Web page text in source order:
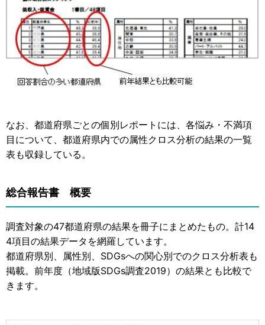
なお、都道府県ごとの個別レポートには、各悩み・不満項
目について、都道府県内での属性クロス分析の結果の一覧
表も収録している。
総合報告書 概要
調査対象の47都道府県の結果を冊子にまとめたもの。計14
4項目の結果データを網羅しています。
都道府県別、属性別、SDGsへの関心別でのクロス分析表も
掲載。前年度（地域版SDGs調査2019）の結果とも比較で
きます。